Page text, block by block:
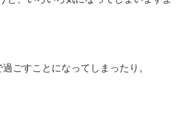
ごすことになってしまったり。